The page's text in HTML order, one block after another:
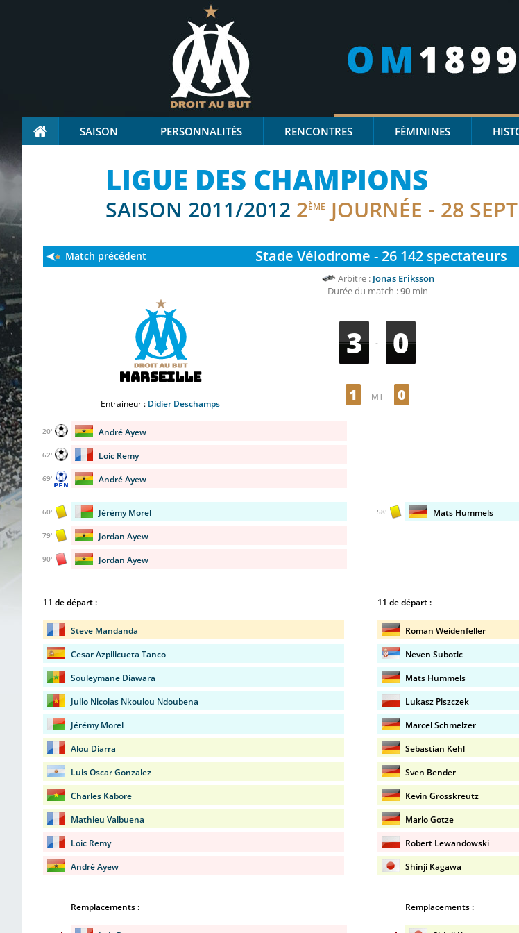
SAISON PERSONNALITÉS RENCONTRES FÉMININES
LIGUE DES CHAMPIONS
SAISON 2011/2012 2ÈME JOURNÉE - 28
Stade Vélodrome - 26 142 spectateurs
Match précédent
Arbitre : Jonas Eriksson
Durée du match :90min
Marseille
Entraineur : Didier Deschamps
3 - 0
1 MT 0
André Ayew
20'
Loic Remy
62'
André Ayew
69'
Jérémy Morel
60'
Jordan Ayew
79'
Jordan Ayew
90'
Mats Hummels
58'
11 de départ :
Steve Mandanda
Cesar Azpilicueta Tanco
Souleymane Diawara
Julio Nicolas Nkoulou Ndoubena
Jérémy Morel
Alou Diarra
Luis Oscar Gonzalez
Charles Kabore
Mathieu Valbuena
Loic Remy
André Ayew
11 de départ :
Roman Weidenfeller
Neven Subotic
Mats Hummels
Lukasz Piszczek
Marcel Schmelzer
Sebastian Kehl
Sven Bender
Kevin Grosskreutz
Mario Gotze
Robert Lewandowski
Shinji Kagawa
Remplacements : Remplacements :